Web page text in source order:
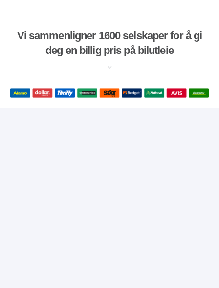
Vi sammenligner 1600 selskaper for å gi
deg en billig pris på bilutleie